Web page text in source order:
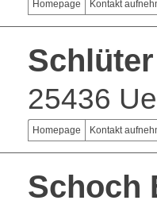
Homepage Kontakt
25436
Homepage Kontakt
Schoch